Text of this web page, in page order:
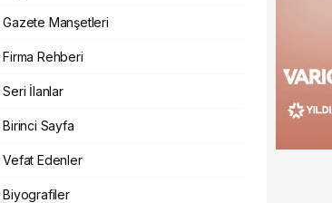
Gazete Manşetleri
Firma Rehberi
Seri İlanlar
Birinci Sayfa
Vefat Edenler
Biyografiler